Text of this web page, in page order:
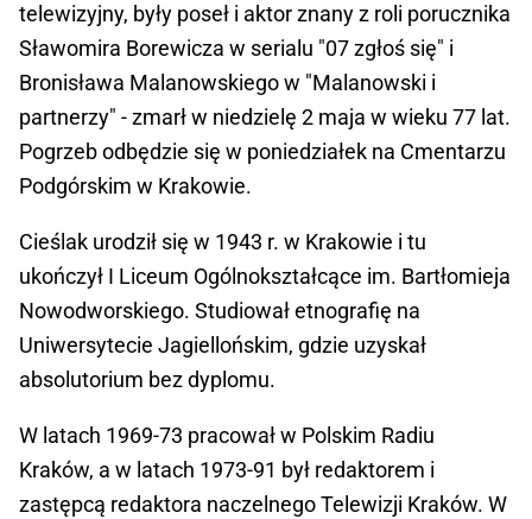
telewizyjny, były poseł i aktor znany z roli porucznika
Sławomira Borewicza w serialu "07 zgłoś się" i
Bronisława Malanowskiego w "Malanowski i
partnerzy" - zmarł w niedzielę 2 maja w wieku 77 lat.
Pogrzeb odbędzie się w poniedziałek na Cmentarzu
Podgórskim w Krakowie.
Cieślak urodził się w 1943 r. w Krakowie i tu
ukończył I Liceum Ogólnokształcące im. Bartłomieja
Nowodworskiego. Studiował etnografię na
Uniwersytecie Jagiellońskim, gdzie uzyskał
absolutorium bez dyplomu.
W latach 1969-73 pracował w Polskim Radiu
Kraków, a w latach 1973-91 był redaktorem i
zastępcą redaktora naczelnego Telewizji Kraków. W